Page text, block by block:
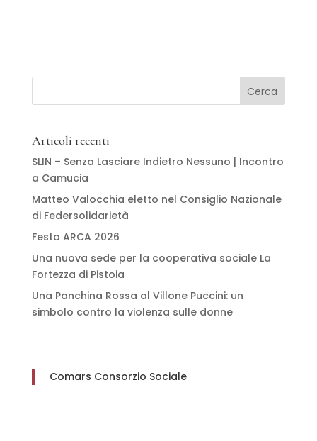
Articoli recenti
SLIN – Senza Lasciare Indietro Nessuno | Incontro
a Camucia
Matteo Valocchia eletto nel Consiglio Nazionale
di Federsolidarietà
Festa ARCA 2026
Una nuova sede per la cooperativa sociale La
Fortezza di Pistoia
Una Panchina Rossa al Villone Puccini: un
simbolo contro la violenza sulle donne
Comars Consorzio Sociale